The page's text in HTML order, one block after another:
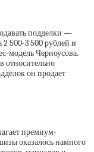
подделки —
2 500-3 500 рублей и
модель Черноусова.
относительно
он продает
премиум-
оказалось намного